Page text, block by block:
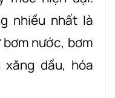
nhiều nhất là
nước, bơm
dầu, hóa